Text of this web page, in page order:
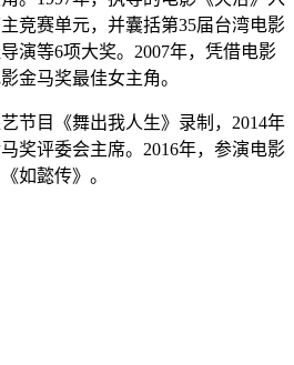
竞赛单元，并囊括第35届台湾电影
演等6项大奖。2007年，凭借电影
金马奖最佳女主角。
节目《舞出我人生》录制，2014年
奖评委会主席。2016年，参演电影
如懿传》。